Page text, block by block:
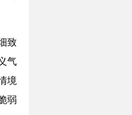
致
气
境
弱